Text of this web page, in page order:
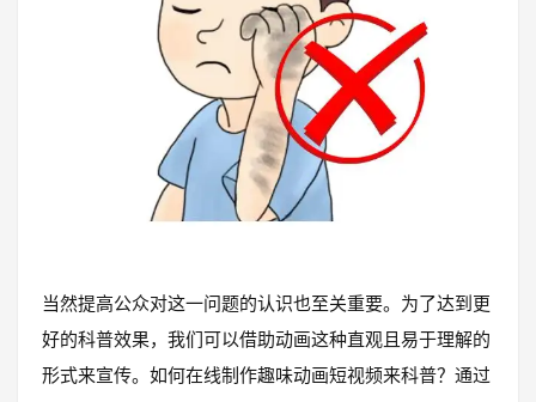
当然提高公众对这一问题的认识也至关重要。为了达到更
好的科普效果，我们可以借助动画这种直观且易于理解的
形式来宣传。如何在线制作趣味动画短视频来科普？通过